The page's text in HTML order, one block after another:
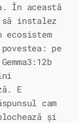
În această
instalez
pe
E
cam
și